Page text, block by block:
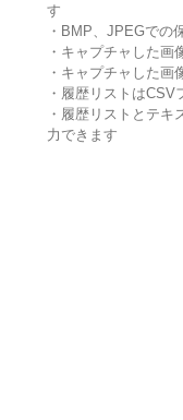
す
・BMP、JPEGでの
・キャプチャした画
・キャプチャした画
・履歴リストは
・履歴リストとテキ
力できます